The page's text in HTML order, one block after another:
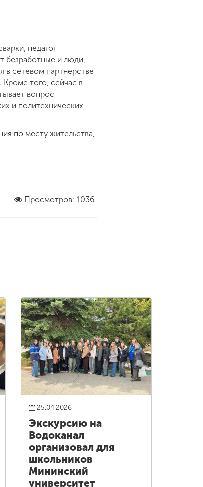
педагог
безработные и люди,
в сетевом партнерстве
того, сейчас в
вопрос
и политехнических
по месту жительства,
Просмотров: 1036
25.04.2026
Экскурсию на
Водоканал
организовал для
школьников
Мининский
университет